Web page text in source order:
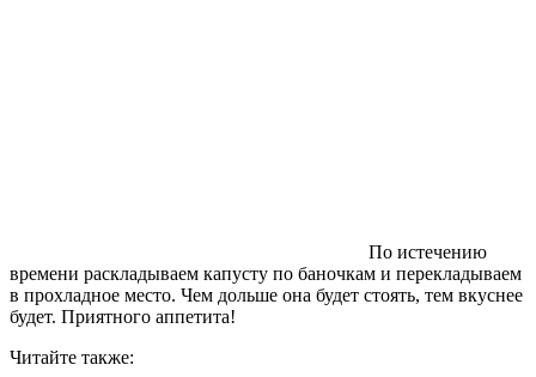
По истечению
времени раскладываем капусту по баночкам и перекладываем
в прохладное место. Чем дольше она будет стоять, тем вкуснее
будет. Приятного аппетита!
Читайте также: